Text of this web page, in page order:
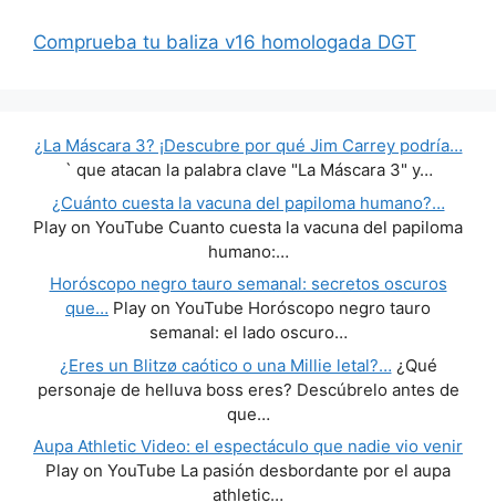
Comprueba tu baliza v16 homologada DGT
¿La Máscara 3? ¡Descubre por qué Jim Carrey podría…
` que atacan la palabra clave "La Máscara 3" y…
¿Cuánto cuesta la vacuna del papiloma humano?…
Play on YouTube Cuanto cuesta la vacuna del papiloma
humano:…
Horóscopo negro tauro semanal: secretos oscuros
que… Play on YouTube Horóscopo negro tauro
semanal: el lado oscuro…
¿Eres un Blitzø caótico o una Millie letal?… ¿Qué
personaje de helluva boss eres? Descúbrelo antes de
que…
Aupa Athletic Video: el espectáculo que nadie vio venir
Play on YouTube La pasión desbordante por el aupa
athletic…